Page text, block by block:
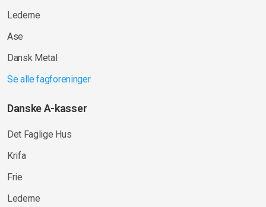
Lederne
Ase
Dansk Metal
Se alle fagforeninger
Danske A-kasser
Det Faglige Hus
Krifa
Frie
Lederne